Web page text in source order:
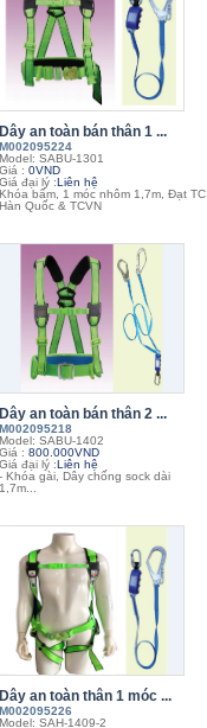
Dây an toàn bán thân 1 ...
M002095224
Model: SABU-1301
Giá : 0VND
Giá đại lý :Liên hệ
Khóa bấm, 1 móc nhôm 1,7m, Đạt TC
Hàn Quốc & TCVN
Dây an toàn bán thân 2 ...
M002095218
Model: SABU-1402
Giá : 800.000VND
Giá đại lý :Liên hệ
- Khóa gài, Dây chống sock dài
1,7m...
Dây an toàn thân 1 móc ...
M002095226
Model: SAH-1409-2